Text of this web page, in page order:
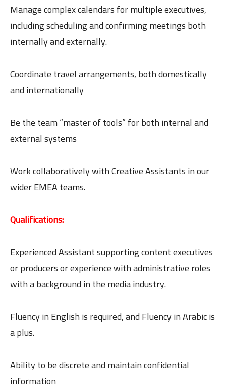
Manage complex calendars for multiple executives,
including scheduling and confirming meetings both
internally and externally.
Coordinate travel arrangements, both domestically
and internationally
Be the team “master of tools” for both internal and
external systems
Work collaboratively with Creative Assistants in our
wider EMEA teams.
Qualifications:
Experienced Assistant supporting content executives
or producers or experience with administrative roles
with a background in the media industry.
Fluency in English is required, and Fluency in Arabic is
a plus.
Ability to be discrete and maintain confidential
information